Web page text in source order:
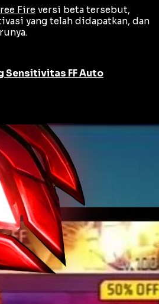
Fire versi beta tersebut,
yang telah didapatkan, dan
Sensitivitas FF Auto